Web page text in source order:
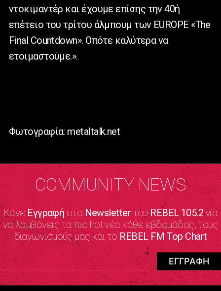
ντοκιμαντέρ και έχουμε επίσης την 40ή
επέτειο του τρίτου άλμπουμ των EUROPE «The
Final Countdown». Οπότε καλύτερα να
ετοιμαστούμε.».
Φωτογραφία: metaltalk.net
COMMUNITY NEWS
Κάνε Εγγραφήστο NewsletterτουREBEL 105.2για
να λαμβάνεις τα πιο hot νέα κάθε εβδομάδας, τους
διαγωνισμούς μας και το REBEL FM Top Chart